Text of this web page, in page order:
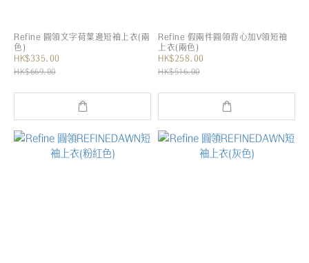
Refine 圓領文字荷葉邊短袖上衣(兩
色)
HK$335.00
HK$669.00
Refine 假兩件圓領背心加V領短袖
上衣(兩色)
HK$258.00
HK$516.00